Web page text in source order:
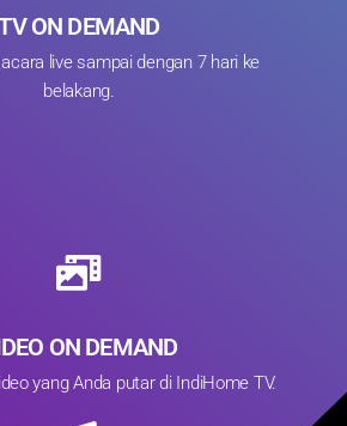
ON DEMAND
live sampai dengan 7 hari ke
belakang.
ON DEMAND
yang Anda putar di IndiHome TV.